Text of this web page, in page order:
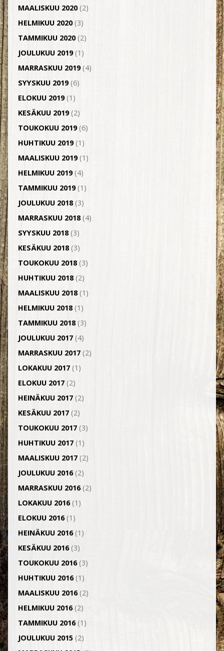
MAALISKUU 2020(2)
HELMIKUU 2020(3)
TAMMIKUU 2020(2)
JOULUKUU 2019(1)
MARRASKUU 2019(4)
SYYSKUU 2019(6)
ELOKUU 2019(1)
KESÄKUU 2019(2)
TOUKOKUU 2019(6)
HUHTIKUU 2019(1)
MAALISKUU 2019(1)
HELMIKUU 2019(4)
TAMMIKUU 2019(1)
JOULUKUU 2018(3)
MARRASKUU 2018(4)
SYYSKUU 2018(3)
KESÄKUU 2018(3)
TOUKOKUU 2018(3)
HUHTIKUU 2018(2)
MAALISKUU 2018(1)
HELMIKUU 2018(1)
TAMMIKUU 2018(3)
JOULUKUU 2017(4)
MARRASKUU 2017(2)
LOKAKUU 2017(1)
ELOKUU 2017(2)
HEINÄKUU 2017(2)
KESÄKUU 2017(2)
TOUKOKUU 2017(3)
HUHTIKUU 2017(1)
MAALISKUU 2017(2)
JOULUKUU 2016(2)
MARRASKUU 2016(2)
LOKAKUU 2016(1)
ELOKUU 2016(1)
HEINÄKUU 2016(1)
KESÄKUU 2016(3)
TOUKOKUU 2016(3)
HUHTIKUU 2016(1)
MAALISKUU 2016(2)
HELMIKUU 2016(2)
TAMMIKUU 2016(1)
JOULUKUU 2015(2)